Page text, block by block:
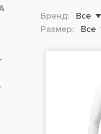
Бренд: Все
Размер:
Все